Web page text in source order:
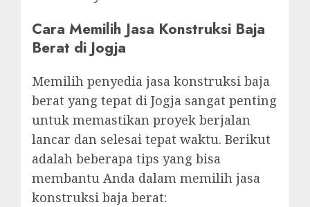
Cara Memilih Jasa Konstruksi Baja
Berat di Jogja
Memilih penyedia jasa konstruksi baja
berat yang tepat di Jogja sangat penting
untuk memastikan proyek berjalan
lancar dan selesai tepat waktu. Berikut
adalah beberapa tips yang bisa
membantu Anda dalam memilih jasa
konstruksi baja berat: